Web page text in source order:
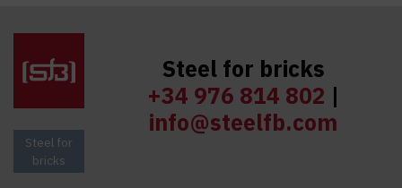
Steel for
bricks
Steel for bricks
+34 976 814 802 |
info@steelfb.com